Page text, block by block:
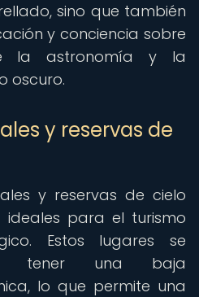
sino que también
y conciencia sobre
la astronomía y la
oscuro.
y reservas de
y reservas de cielo
ideales para el turismo
Estos lugares se
tener una baja
lo que permite una